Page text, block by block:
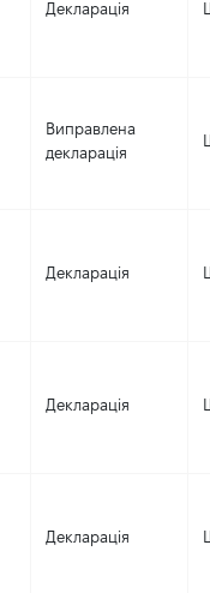
Декларація
Виправлена
декларація
Декларація
Декларація
Декларація